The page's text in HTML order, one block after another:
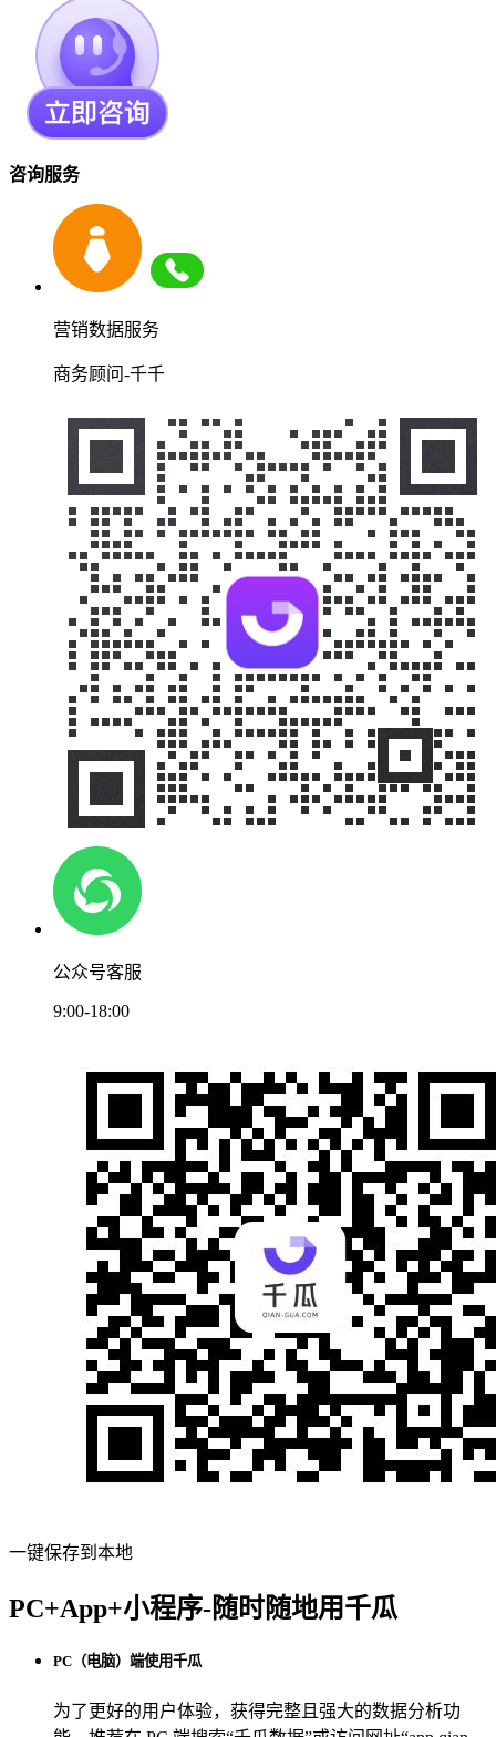
咨询服务
营销数据服务
商务顾问-千千
公众号客服
9:00-18:00
一键保存到本地
PC+App+小程序-随时随地用千瓜
PC（电脑）端使用千瓜
为了更好的用户体验，获得完整且强大的数据分析功